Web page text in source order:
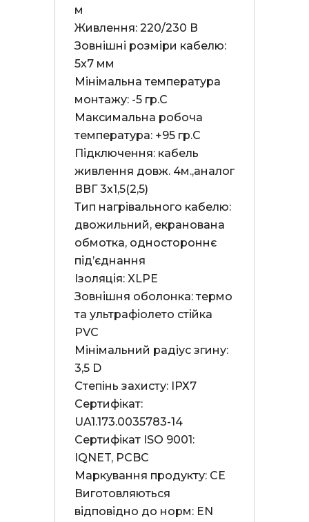
м
Живлення: 220/230 В
Зовнішні розміри кабелю:
5х7 мм
Мінімальна температура
монтажу: -5 гр.С
Максимальна робоча
температура: +95 гр.С
Підключення: кабель
живлення довж. 4м.,аналог
ВВГ 3х1,5(2,5)
Тип нагрівального кабелю:
двожильний, екранована
обмотка, одностороннє
під’єднання
Ізоляція: XLPE
Зовнішня оболонка: термо
та ультрафіолето стійка
PVC
Мінімальний радіус згину:
3,5 D
Степінь захисту: ІРХ7
Сертифікат:
UA1.173.0035783-14
Сертифікат ISO 9001:
IQNET, PCBC
Маркування продукту: СЕ
Виготовляються
відповідно до норм: EN